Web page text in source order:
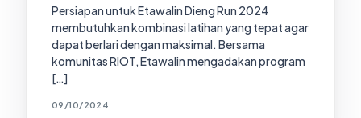
Persiapan untuk Etawalin Dieng Run 2024
membutuhkan kombinasi latihan yang tepat agar
dapat berlari dengan maksimal. Bersama
komunitas RIOT, Etawalin mengadakan program
[…]
09/10/2024